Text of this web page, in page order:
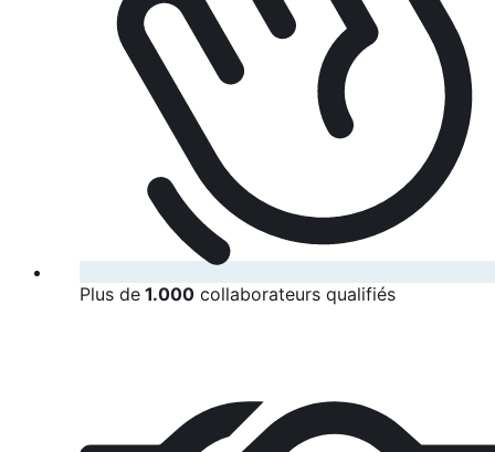
Plus de 1.000 collaborateurs qualifiés